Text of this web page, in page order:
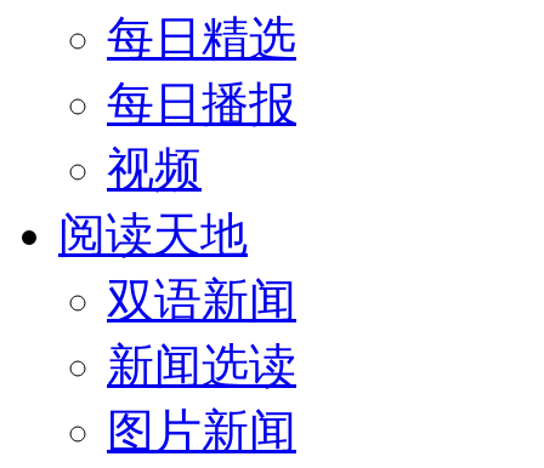
每日精选
每日播报
视频
阅读天地
双语新闻
新闻选读
图片新闻